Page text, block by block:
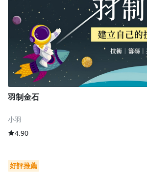
羽制金石
小羽
4.90
好評推薦